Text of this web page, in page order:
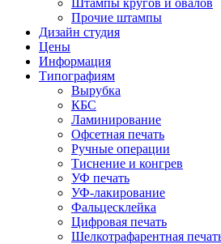
Штампы кругов и овалов
Прочие штампы
Дизайн студия
Цены
Информация
Типографиям
Вырубка
КБС
Ламинирование
Офсетная печать
Ручные операции
Тиснение и конгрев
УФ печать
УФ-лакирование
Фальцесклейка
Цифровая печать
Шелкотрафарентная